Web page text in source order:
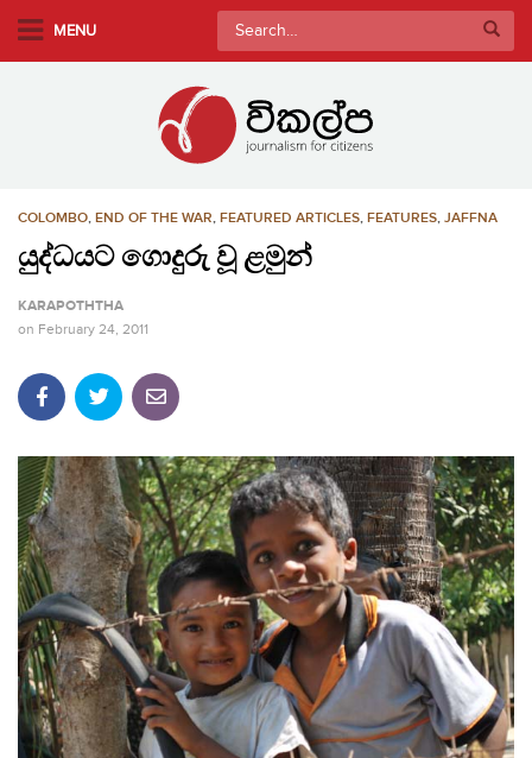
MENU
Search
for:
COLOMBO, END OF THE WAR, FEATURED ARTICLES, FEATURES, JAFFNA
යුද්ධයට ගොදුරු වූ ළමුන්
KARAPOTHTHA
on February 24, 2011